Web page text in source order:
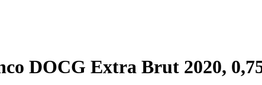
DOCG Extra Brut 2020,